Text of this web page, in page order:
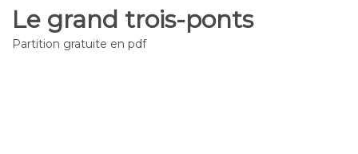
Le grand trois-ponts
Partition gratuite en pdf